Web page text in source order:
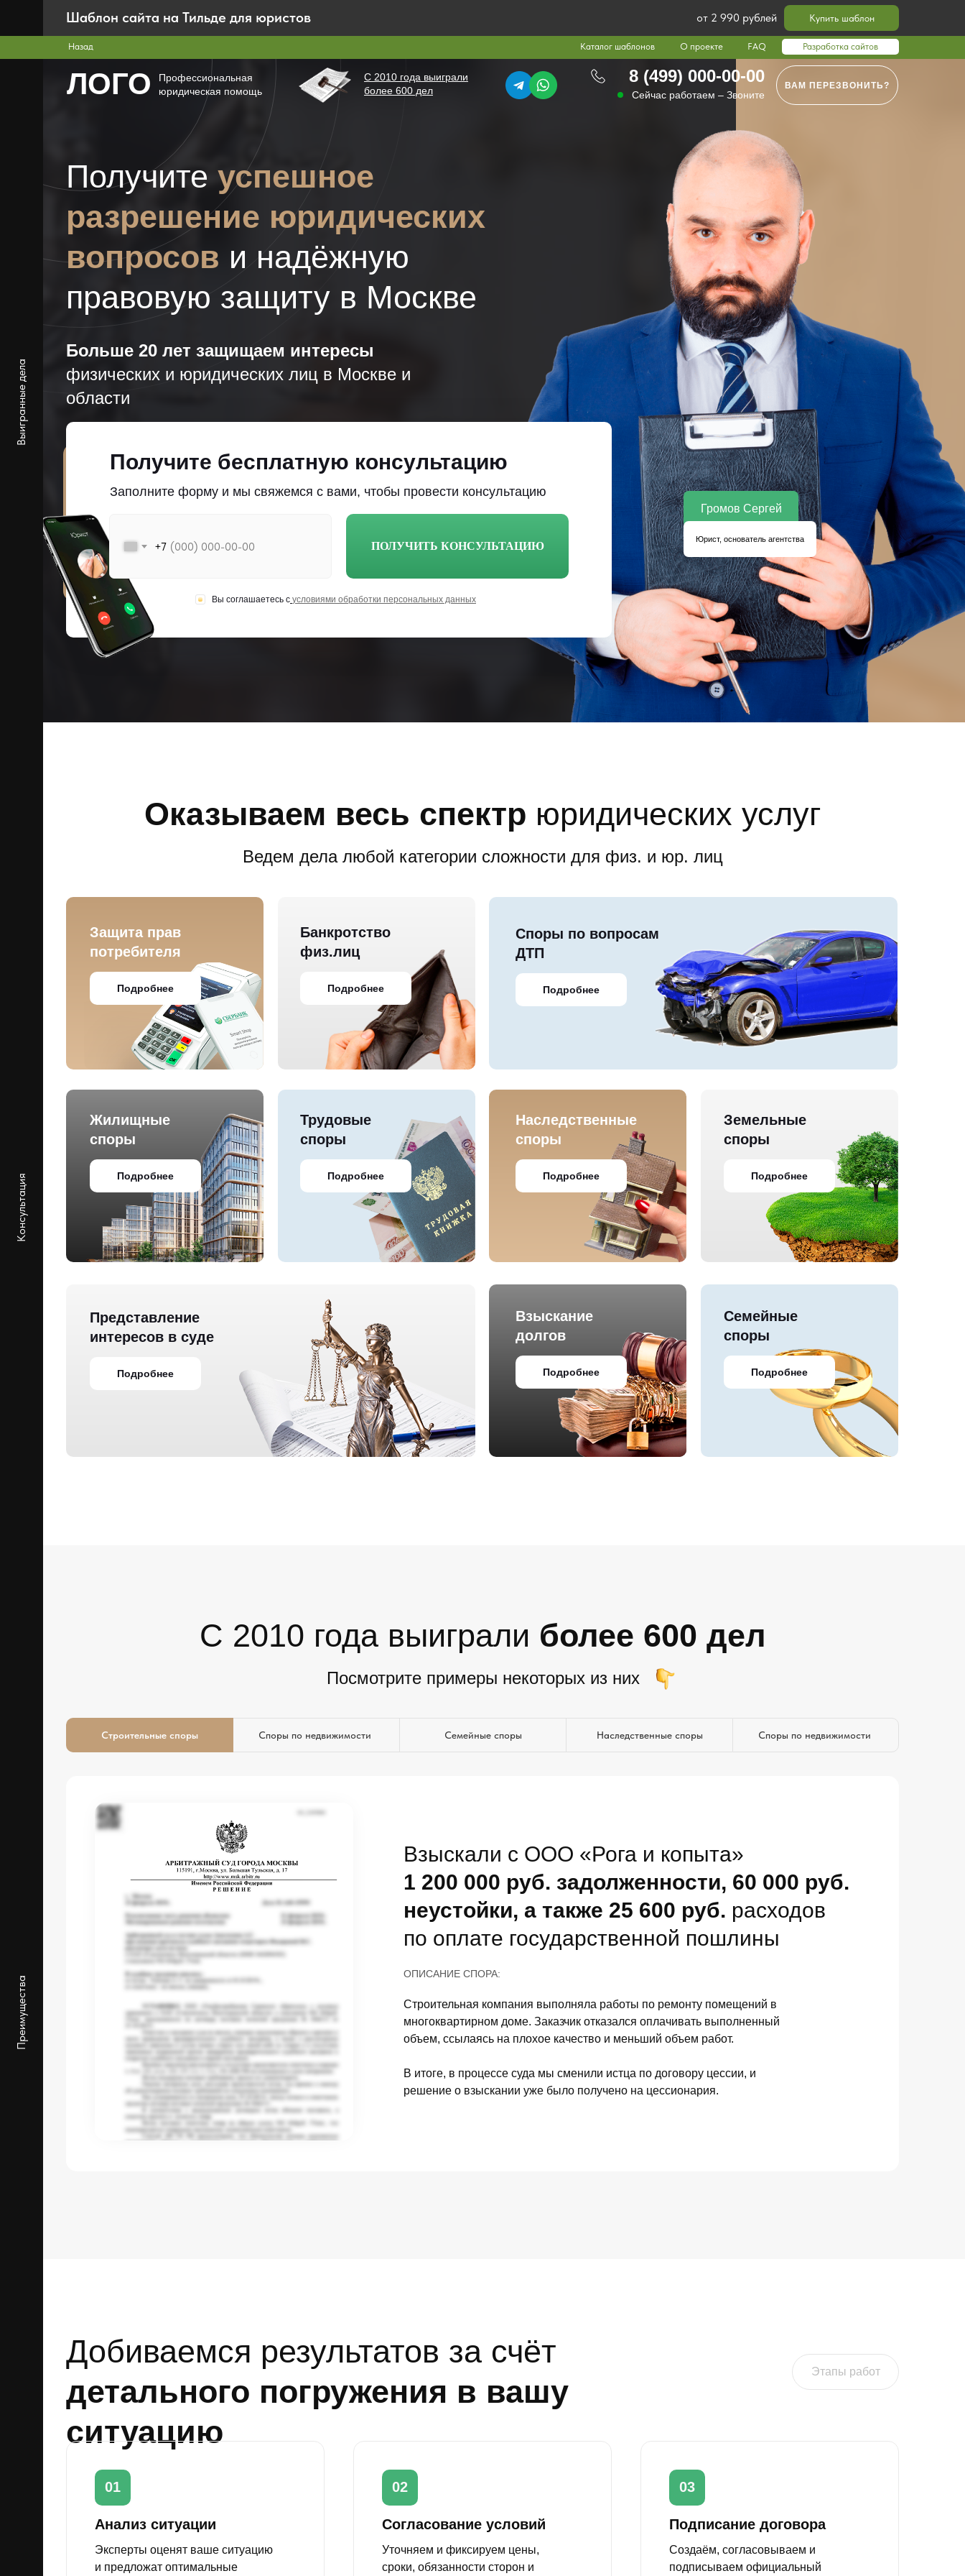
Разработка сайтов
FAQ
О проекте
Каталог шаблонов
Назад
Купить шаблон
от 2 990 рублей
Шаблон сайта на Тильде для юристов
8 (499) 000-00-00
Сейчас работаем – Звоните
Профессиональная
юридическая помощь
ЛОГО ВАМ ПЕРЕЗВОНИТЬ?
Больше 20 лет защищаем интересы
физических и юридических лиц в Москве и
области
Получите бесплатную консультацию
Заполните форму и мы свяжемся с вами, чтобы провести консультацию
Вы соглашаетесь с условиями обработки персональных данных
+7 ПОЛУЧИТЬ КОНСУЛЬТАЦИЮ
Получите успешное
разрешение юридических
вопросов и надёжную
правовую защиту в Москве
Громов Сергей
Юрист, основатель агентства
С 2010 года выиграли
более 600 дел
Оказываем весь спектр юридических услуг
Ведем дела любой категории сложности для физ. и юр. лиц
Защита прав
потребителя
Подробнее
Банкротство
физ.лиц
Подробнее
Споры по вопросам
ДТП
Подробнее
Жилищные
споры
Подробнее
Трудовые
споры
Подробнее
Наследственные
споры
Подробнее
Земельные
споры
Подробнее
Представление
интересов в суде
Подробнее
Взыскание
долгов
Подробнее
Семейные
споры
Подробнее
С 2010 года выиграли более 600 дел
Посмотрите примеры некоторых из них
Строительные споры Споры по недвижимости Семейные споры Наследственные споры Споры по недвижимости
Взыскали с ООО «Рога и копыта»
1 200 000 руб. задолженности, 60 000 руб.
неустойки, а также 25 600 руб. расходов
по оплате государственной пошлины
ОПИСАНИЕ СПОРА:
Строительная компания выполняла работы по ремонту помещений в
многоквартирном доме. Заказчик отказался оплачивать выполненный
объем, ссылаясь на плохое качество и меньший объем работ.
В итоге, в процессе суда мы сменили истца по договору цессии, и
решение о взыскании уже было получено на цессионария.
Добиваемся результатов за счёт
детального погружения в вашу
ситуацию
Этапы работ
Анализ ситуации
Эксперты оценят ваше ситуацию
и предложат оптимальные
Согласование условий
Уточняем и фиксируем цены,
сроки, обязанности сторон и
Подписание договора
Создаём, согласовываем и
подписываем официальный
01 02 03
Преимущества
Консультация
Выигранные дела